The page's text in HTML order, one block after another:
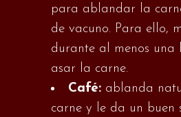
para ablandar la
de vacuno. Para ello,
durante al menos una
asar la carne.
Café: ablanda
carne y le da un buen